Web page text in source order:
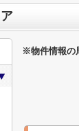
※物件情報の